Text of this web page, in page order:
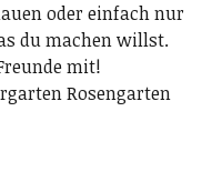
oder einfach nur
du machen willst.
mit!
Rosengarten